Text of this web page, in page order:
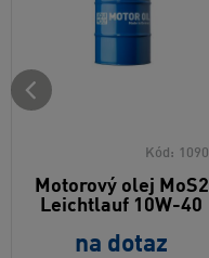
Kód: 1090
Motorový olej MoS2
Leichtlauf 10W-40
na dotaz